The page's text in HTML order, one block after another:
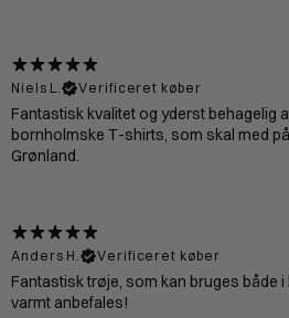
Niels L.
Verificeret køber
Fantastisk kvalitet og yderst behagelig
bornholmske T-shirts, som skal med
Grønland.
Anders H.
Verificeret køber
Fantastisk trøje, som kan bruges både i
varmt anbefales!